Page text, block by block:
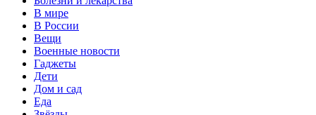
В мире
В России
Вещи
Военные новости
Гаджеты
Дети
Дом и сад
Еда